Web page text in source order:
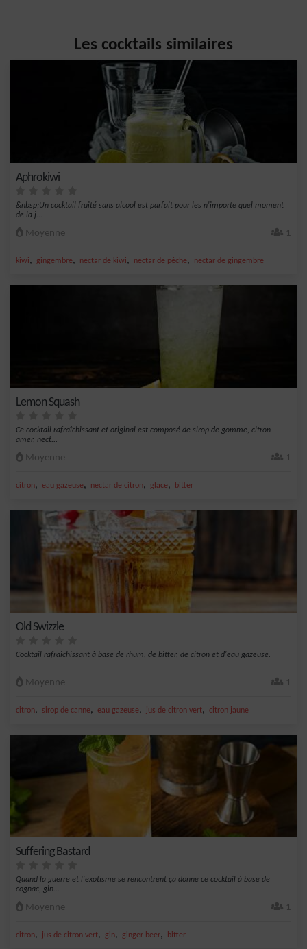
Les cocktails similaires
Aphrokiwi
&nbsp;Un cocktail fruité sans alcool est parfait pour les n'importe quel moment
de la j...
Moyenne 1
kiwi, gingembre, nectar de kiwi, nectar de pêche, nectar de gingembre
Lemon Squash
Ce cocktail rafraîchissant et original est composé de sirop de gomme, citron
amer, nect...
Moyenne 1
citron, eau gazeuse, nectar de citron, glace, bitter
Old Swizzle
Cocktail rafraîchissant à base de rhum, de bitter, de citron et d'eau gazeuse.
Moyenne 1
citron, sirop de canne, eau gazeuse, jus de citron vert, citron jaune
Suffering Bastard
Quand la guerre et l'exotisme se rencontrent ça donne ce cocktail à base de
cognac, gin...
Moyenne 1
citron, jus de citron vert, gin, ginger beer, bitter